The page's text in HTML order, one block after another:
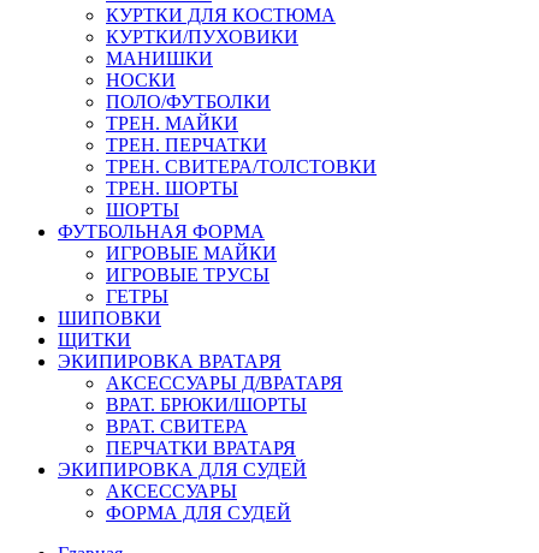
КУРТКИ ДЛЯ КОСТЮМА
КУРТКИ/ПУХОВИКИ
МАНИШКИ
НОСКИ
ПОЛО/ФУТБОЛКИ
ТРЕН. МАЙКИ
ТРЕН. ПЕРЧАТКИ
ТРЕН. СВИТЕРА/ТОЛСТОВКИ
ТРЕН. ШОРТЫ
ШОРТЫ
ФУТБОЛЬНАЯ ФОРМА
ИГРОВЫЕ МАЙКИ
ИГРОВЫЕ ТРУСЫ
ГЕТРЫ
ШИПОВКИ
ЩИТКИ
ЭКИПИРОВКА ВРАТАРЯ
АКСЕССУАРЫ Д/ВРАТАРЯ
ВРАТ. БРЮКИ/ШОРТЫ
ВРАТ. СВИТЕРА
ПЕРЧАТКИ ВРАТАРЯ
ЭКИПИРОВКА ДЛЯ СУДЕЙ
АКСЕССУАРЫ
ФОРМА ДЛЯ СУДЕЙ